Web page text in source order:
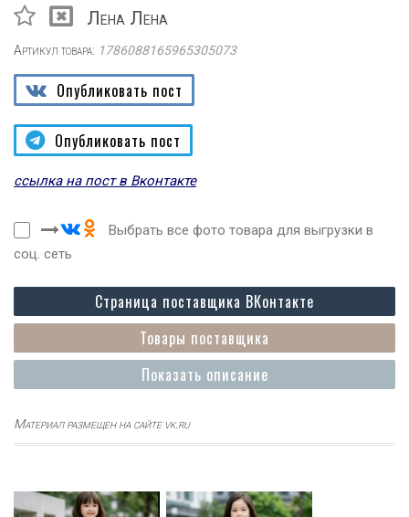
Лена Лена
Артикул товара: 1786088165965305073
Опубликовать пост
Опубликовать пост
ссылка на пост в Вконтакте
Выбрать все фото товара для выгрузки в
соц. сеть
Показать описание
Товары поставщика
Страница поставщика ВКонтакте
Материал размещен на сайте vk.ru